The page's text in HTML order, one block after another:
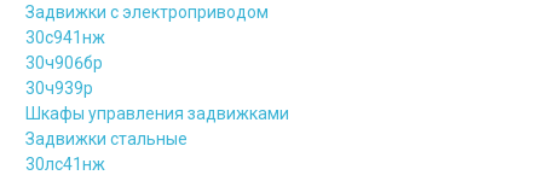
Задвижки с электроприводом
30с941нж
30ч906бр
30ч939р
Шкафы управления задвижками
Задвижки стальные
30лс41нж